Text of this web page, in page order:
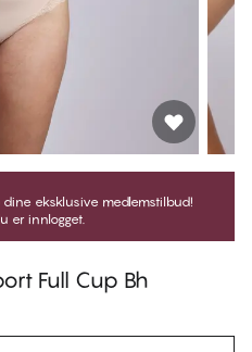
dine eksklusive medlemstilbud!
er innlogget.
Full Cup Bh